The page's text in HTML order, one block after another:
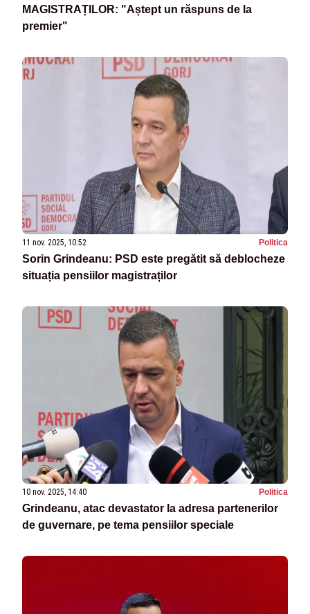
MAGISTRAȚILOR: "Aștept un răspuns de la
premier"
11 nov. 2025, 10:52 Politica
Sorin Grindeanu: PSD este pregătit să deblocheze
situația pensiilor magistraților
10 nov. 2025, 14:40 Politica
Grindeanu, atac devastator la adresa partenerilor
de guvernare, pe tema pensiilor speciale